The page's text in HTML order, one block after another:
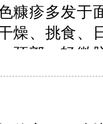
糠疹多发于
燥、挑食、
颈部，轻微
，需通过科
性治疗。